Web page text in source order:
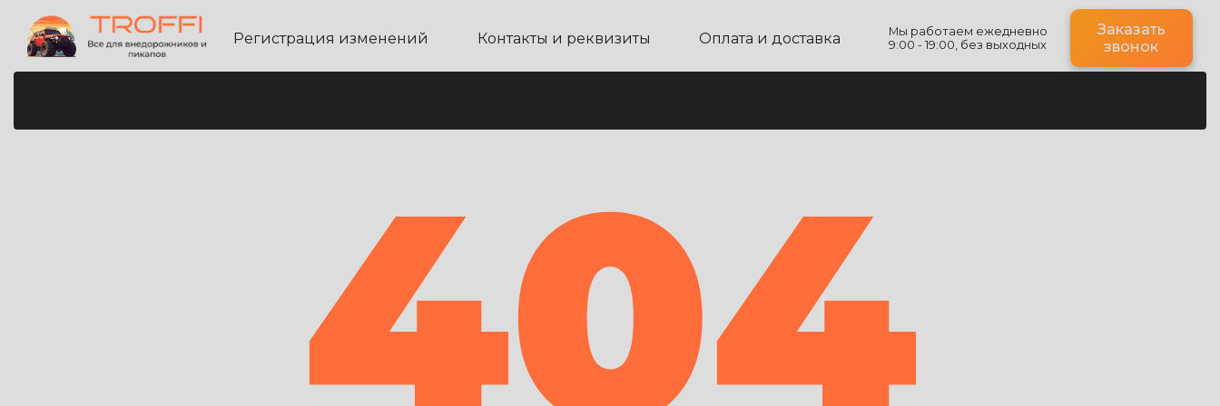
Регистрация изменений Контакты и реквизиты Оплата и доставка
Мы работаем ежедневно
9:00 - 19:00, без выходных
Заказать
звонок
404